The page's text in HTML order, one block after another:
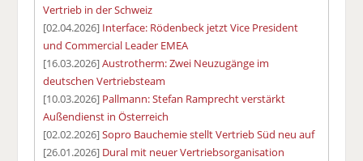
Vertrieb in der Schweiz
[02.04.2026] Interface: Rödenbeck jetzt Vice President
und Commercial Leader EMEA
[16.03.2026]Austrotherm: Zwei Neuzugänge im
deutschen Vertriebsteam
[10.03.2026] Pallmann: Stefan Ramprecht verstärkt
Außendienst in Österreich
[02.02.2026]Sopro Bauchemie stellt Vertrieb Süd neu auf
[26.01.2026] Dural mit neuer Vertriebsorganisation